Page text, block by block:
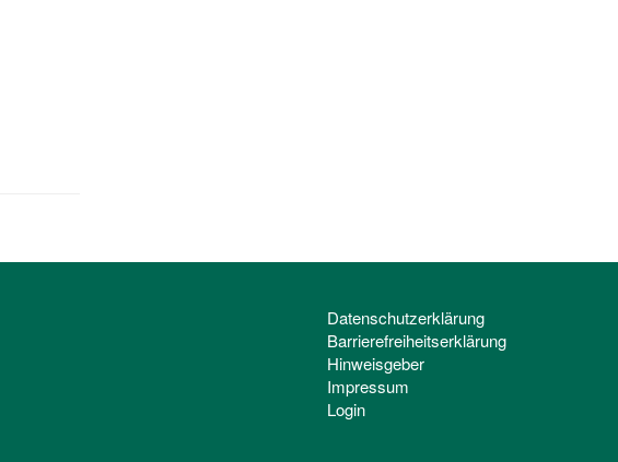
Datenschutzerklärung
Barrierefreiheitserklärung
Hinweisgeber
Impressum
Login